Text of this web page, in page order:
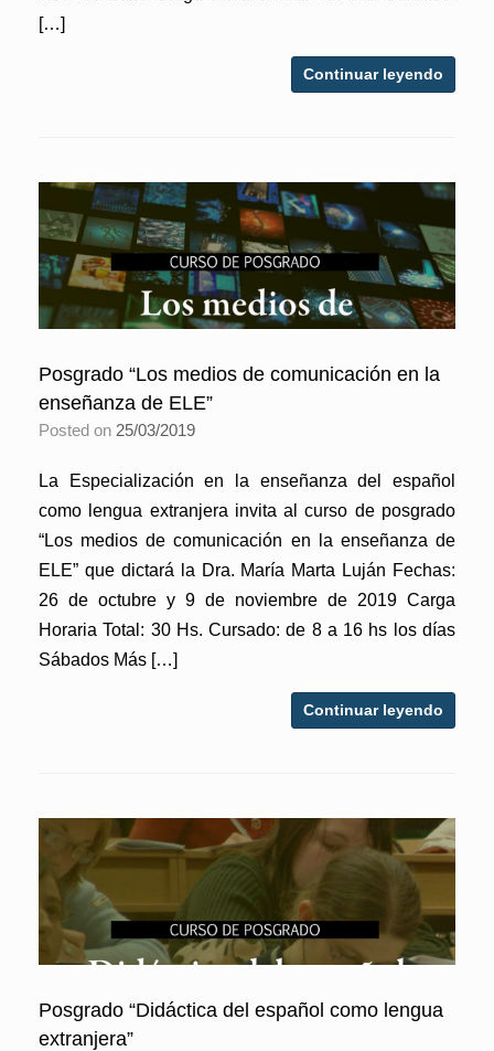
[…]
Continuar leyendo
Posgrado “Los medios de comunicación en la
enseñanza de ELE”
Posted on 25/03/2019
La Especialización en la enseñanza del español
como lengua extranjera invita al curso de posgrado
“Los medios de comunicación en la enseñanza de
ELE” que dictará la Dra. María Marta Luján Fechas:
26 de octubre y 9 de noviembre de 2019 Carga
Horaria Total: 30 Hs. Cursado: de 8 a 16 hs los días
Sábados Más […]
Continuar leyendo
Posgrado “Didáctica del español como lengua
extranjera”